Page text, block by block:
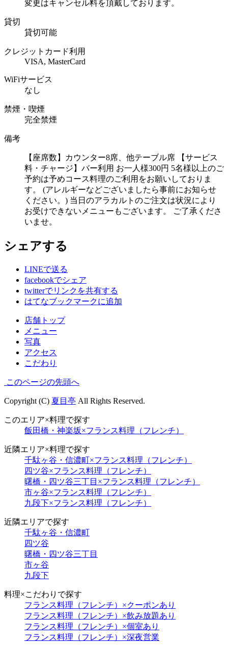
変更はキャンセル料を頂戴しております。
貸切
貸切可能
クレジットカード利用
VISA, MasterCard
WiFiサービス
なし
禁煙・喫煙
完全禁煙
備考
【座席数】カウンター8席、他テーブル席 【サービス
料・チャージ】バー利用 お一人様300円 5名様以上のご
予約は予めコース料理のご利用をお願いしておりま
す。 (アレルギーなどございましたら事前にお知らせ
ください。) 当日のアラカルトのご注文は状況により
お受けできないメニューもございます。 ご了承くださ
いませ。
シェアする
LINEで送る
facebookでシェア
twitterでリンクを共有する
はてなブックマークに追加
店舗トップ
メニュー
写真
アクセス
こだわり
このページの先頭へ
Copyright (C) 夏目亭 All Rights Reserved.
このエリア×料理で探す
飯田橋・神楽坂×フランス料理（フレンチ）
近隣エリア×料理で探す
千駄ヶ谷・信濃町×フランス料理（フレンチ）
四ツ谷×フランス料理（フレンチ）
曙橋・四ツ谷三丁目×フランス料理（フレンチ）
市ヶ谷×フランス料理（フレンチ）
九段下×フランス料理（フレンチ）
近隣エリアで探す
千駄ヶ谷・信濃町
四ツ谷
曙橋・四ツ谷三丁目
市ヶ谷
九段下
料理×こだわりで探す
フランス料理（フレンチ）×クーポンあり
フランス料理（フレンチ）×飲み放題あり
フランス料理（フレンチ）×個室あり
フランス料理（フレンチ）×深夜営業